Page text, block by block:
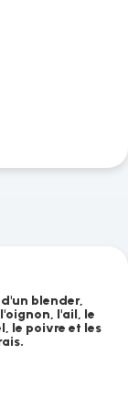
blender,
l'ail, le
le poivre et les